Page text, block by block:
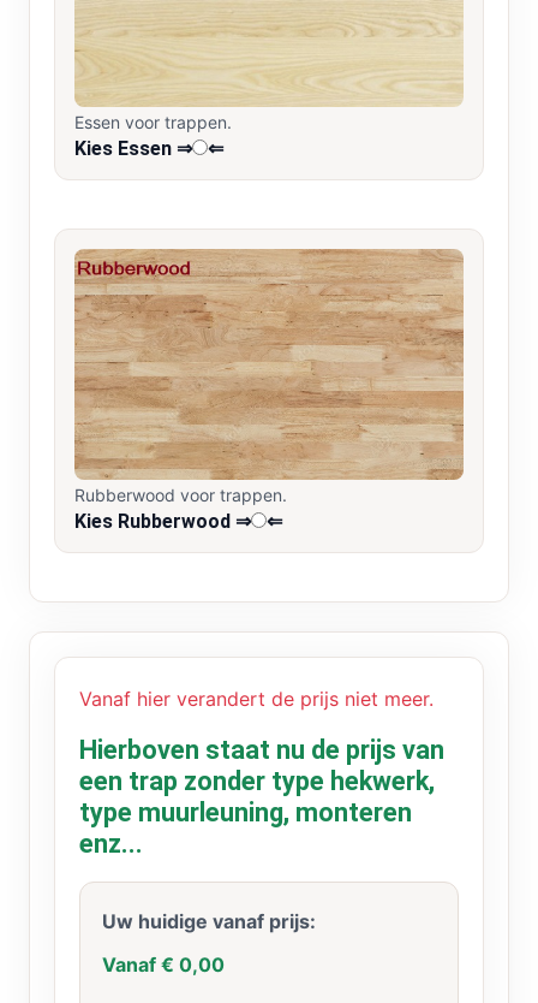
Essen voor trappen.
Kies Essen ⇒ ⇐
Rubberwood voor trappen.
Kies Rubberwood ⇒ ⇐
Vanaf hier verandert de prijs niet meer.
Hierboven staat nu de prijs van
een trap zonder type hekwerk,
type muurleuning, monteren
enz...
Uw huidige vanaf prijs:
Vanaf € 0,00